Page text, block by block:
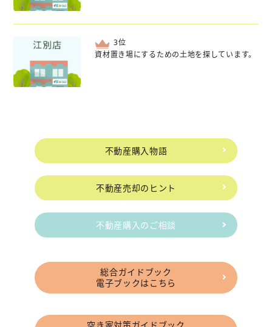
位
資材置き場にするための土地を探しています。
不動産購入物語
不動産売却のヒント
不動産購入のご相談
総合ガイドブック
電子ブックはこちら